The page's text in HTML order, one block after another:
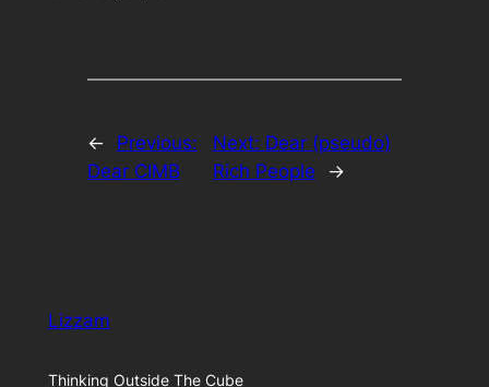
←
Previous:
Dear CIMB
Next: Dear (pseudo)
Rich People
→
Lizzam
Thinking Outside The Cube